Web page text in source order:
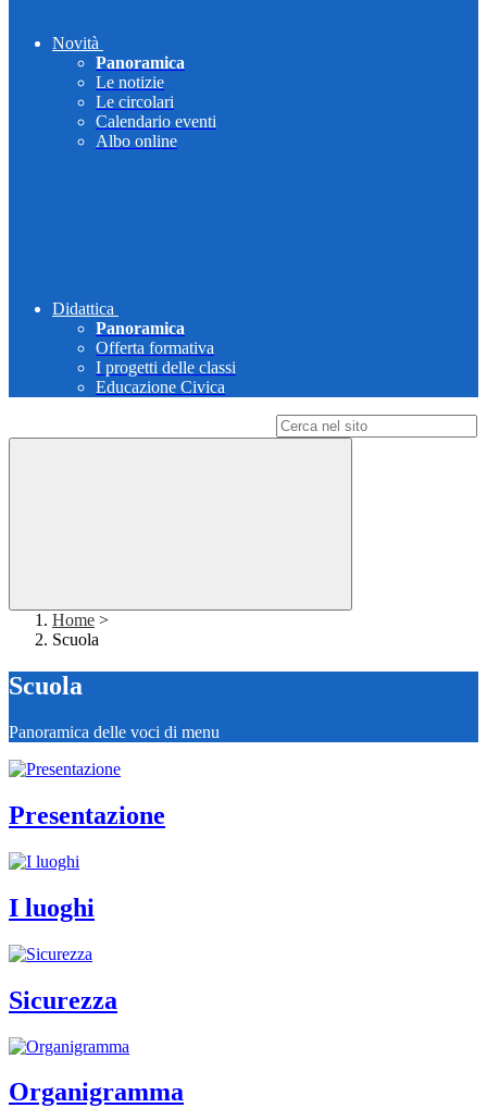
Novità
Panoramica
Le notizie
Le circolari
Calendario eventi
Albo online
Didattica
Panoramica
Offerta formativa
I progetti delle classi
Educazione Civica
Home >
Scuola
Scuola
Panoramica delle voci di menu
Presentazione
I luoghi
Sicurezza
Organigramma